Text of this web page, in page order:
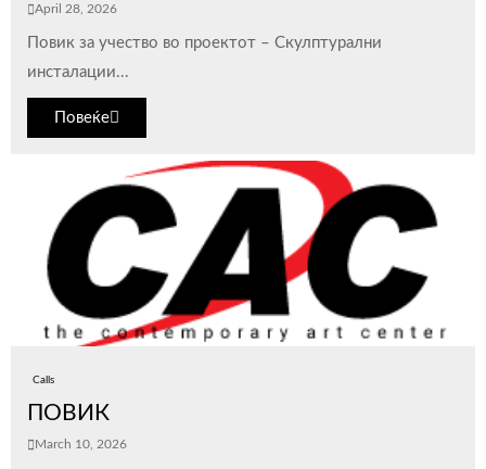
April 28, 2026
Повик за учество во проектот – Скулптурални
инсталации...
Повеќе
Calls
ПОВИК
March 10, 2026